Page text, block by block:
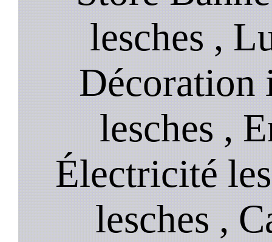
lesches ,
Décoration
lesches ,
Électricité
lesches ,